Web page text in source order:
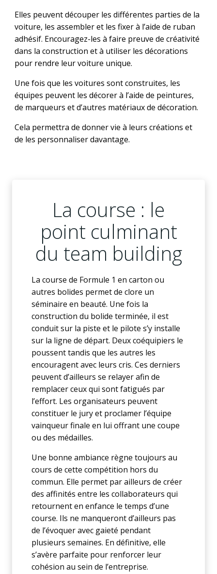
Elles peuvent découper les différentes parties de la
voiture, les assembler et les fixer à l’aide de ruban
adhésif. Encouragez-les à faire preuve de créativité
dans la construction et à utiliser les décorations
pour rendre leur voiture unique.
Une fois que les voitures sont construites, les
équipes peuvent les décorer à l’aide de peintures,
de marqueurs et d’autres matériaux de décoration.
Cela permettra de donner vie à leurs créations et
de les personnaliser davantage.
La course : le
point culminant
du team building
La course de Formule 1 en carton ou
autres bolides permet de clore un
séminaire en beauté. Une fois la
construction du bolide terminée, il est
conduit sur la piste et le pilote s’y installe
sur la ligne de départ. Deux coéquipiers le
poussent tandis que les autres les
encouragent avec leurs cris. Ces derniers
peuvent d’ailleurs se relayer afin de
remplacer ceux qui sont fatigués par
l’effort. Les organisateurs peuvent
constituer le jury et proclamer l’équipe
vainqueur finale en lui offrant une coupe
ou des médailles.
Une bonne ambiance règne toujours au
cours de cette compétition hors du
commun. Elle permet par ailleurs de créer
des affinités entre les collaborateurs qui
retournent en enfance le temps d’une
course. Ils ne manqueront d’ailleurs pas
de l’évoquer avec gaieté pendant
plusieurs semaines. En définitive, elle
s’avère parfaite pour renforcer leur
cohésion au sein de l’entreprise.